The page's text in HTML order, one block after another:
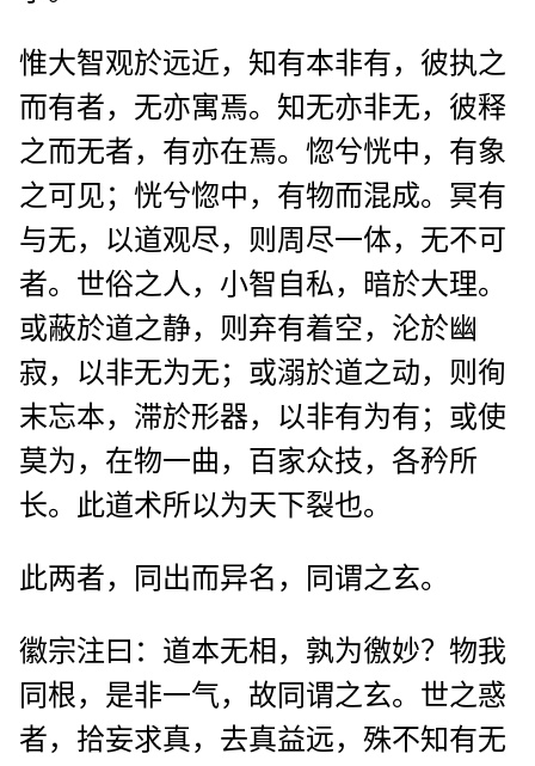
惟大智观於远近，知有本非有，彼执之
而有者，无亦寓焉。知无亦非无，彼释
之而无者，有亦在焉。惚兮恍中，有象
之可见；恍兮惚中，有物而混成。冥有
与无，以道观尽，则周尽一体，无不可
者。世俗之人，小智自私，暗於大理。
或蔽於道之静，则弃有着空，沦於幽
寂，以非无为无；或溺於道之动，则徇
末忘本，滞於形器，以非有为有；或使
莫为，在物一曲，百家众技，各矜所
长。此道术所以为天下裂也。
此两者，同出而异名，同谓之玄。
徽宗注曰：道本无相，孰为徼妙？物我
同根，是非一气，故同谓之玄。世之惑
者，拾妄求真，去真益远，殊不知有无